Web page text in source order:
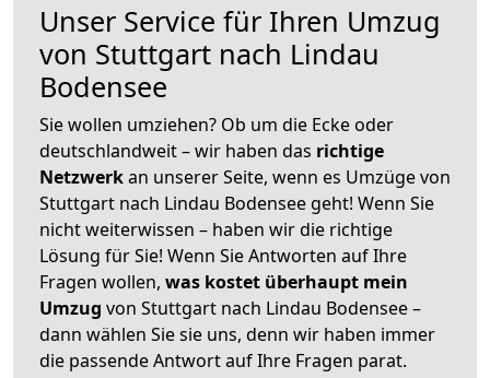
Unser Service für Ihren Umzug
von Stuttgart nach Lindau
Bodensee
Sie wollen umziehen? Ob um die Ecke oder
deutschlandweit – wir haben das richtige
Netzwerkan unserer Seite, wenn es Umzüge von
Stuttgart nach Lindau Bodensee geht! Wenn Sie
nicht weiterwissen – haben wir die richtige
Lösung für Sie! Wenn Sie Antworten auf Ihre
Fragen wollen, was kostet überhaupt mein
Umzug von Stuttgart nach Lindau Bodensee –
dann wählen Sie sie uns, denn wir haben immer
die passende Antwort auf Ihre Fragen parat.